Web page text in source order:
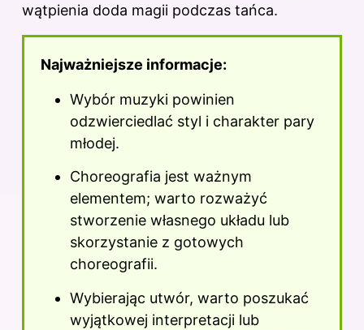
wątpienia doda magii podczas tańca.
Najważniejsze informacje:
Wybór muzyki powinien
odzwierciedlać styl i charakter pary
młodej.
Choreografia jest ważnym
elementem; warto rozważyć
stworzenie własnego układu lub
skorzystanie z gotowych
choreografii.
Wybierając utwór, warto poszukać
wyjątkowej interpretacji lub